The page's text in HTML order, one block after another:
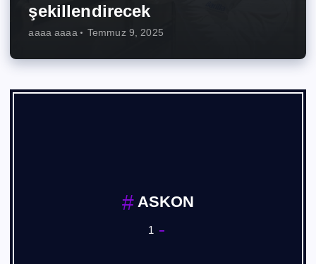
şekillendirecek
aaaa aaaa Temmuz 9, 2025
ASKON
1